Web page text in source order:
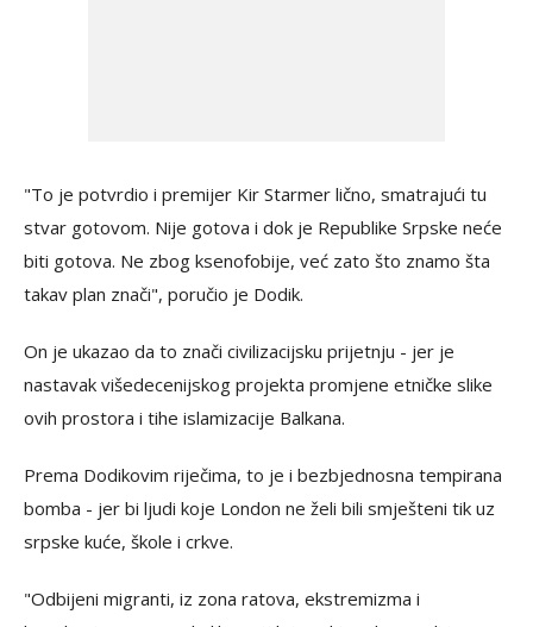
"To je potvrdio i premijer Kir Starmer lično, smatrajući tu
stvar gotovom. Nije gotova i dok je Republike Srpske neće
biti gotova. Ne zbog ksenofobije, već zato što znamo šta
takav plan znači", poručio je Dodik.
On je ukazao da to znači civilizacijsku prijetnju - jer je
nastavak višedecenijskog projekta promjene etničke slike
ovih prostora i tihe islamizacije Balkana.
Prema Dodikovim riječima, to je i bezbjednosna tempirana
bomba - jer bi ljudi koje London ne želi bili smješteni tik uz
srpske kuće, škole i crkve.
"Odbijeni migranti, iz zona ratova, ekstremizma i